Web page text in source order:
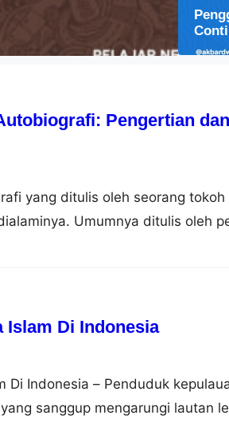
Pengertian
yang ditulis oleh seorang
Umumnya ditulis oleh
Islam Di Indonesia
Di Indonesia – Penduduk
sanggup mengarungi lautan